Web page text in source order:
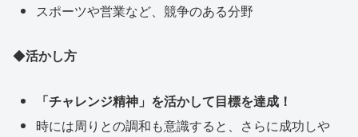
スポーツや営業など、競争のある分野
◆活かし方
「チャレンジ精神」を活かして目標を達成！
時には周りとの調和も意識すると、さらに成功しや